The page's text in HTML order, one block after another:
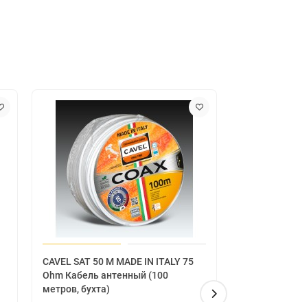
CAVEL SAT 50 M MADE IN ITALY 75
Ohm Кабель антенный (100
метров, бухта)